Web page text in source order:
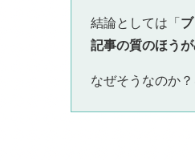
結論としては「
記事の質のほうが
なぜそうなのか